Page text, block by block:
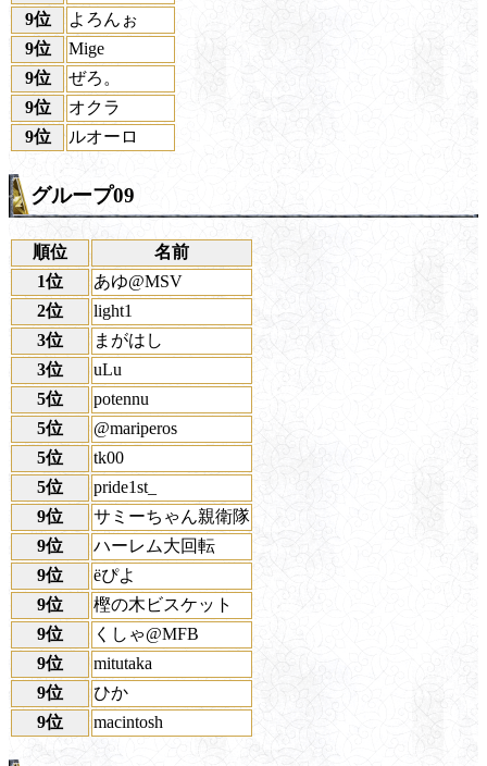
9位
よろんぉ
9位
Mige
9位
ぜろ。
9位
オクラ
9位
ルオーロ
グループ09
順位
名前
1位
あゆ@MSV
2位
light1
3位
まがはし
3位
uLu
5位
potennu
5位
@mariperos
5位
tk00
5位
pride1st_
9位
サミーちゃん親衛隊
9位
ハーレム大回転
9位
ёぴよ
9位
樫の木ビスケット
9位
くしゃ@MFB
9位
mitutaka
9位
ひか
9位
macintosh